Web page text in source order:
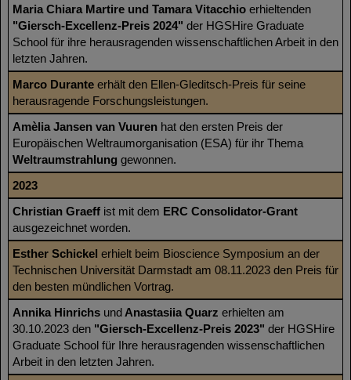
Maria Chiara Martire und Tamara Vitacchio erhieltenden
"Giersch-Excellenz-Preis 2024" der HGSHire Graduate
School für ihre herausragenden wissenschaftlichen Arbeit in den
letzten Jahren.
Marco Durante erhält den Ellen-Gleditsch-Preis für seine
herausragende Forschungsleistungen.
Amèlia Jansen van Vuuren hat den ersten Preis der
Europäischen Weltraumorganisation (ESA) für ihr Thema
Weltraumstrahlung gewonnen.
2023
Christian Graeff ist mit dem ERC Consolidator-Grant
ausgezeichnet worden.
Esther Schickel erhielt beim Bioscience Symposium an der
Technischen Universität Darmstadt am 08.11.2023 den Preis für
den besten mündlichen Vortrag.
Annika Hinrichs und Anastasiia Quarz erhielten am
30.10.2023 den "Giersch-Excellenz-Preis 2023" der HGSHire
Graduate School für Ihre herausragenden wissenschaftlichen
Arbeit in den letzten Jahren.